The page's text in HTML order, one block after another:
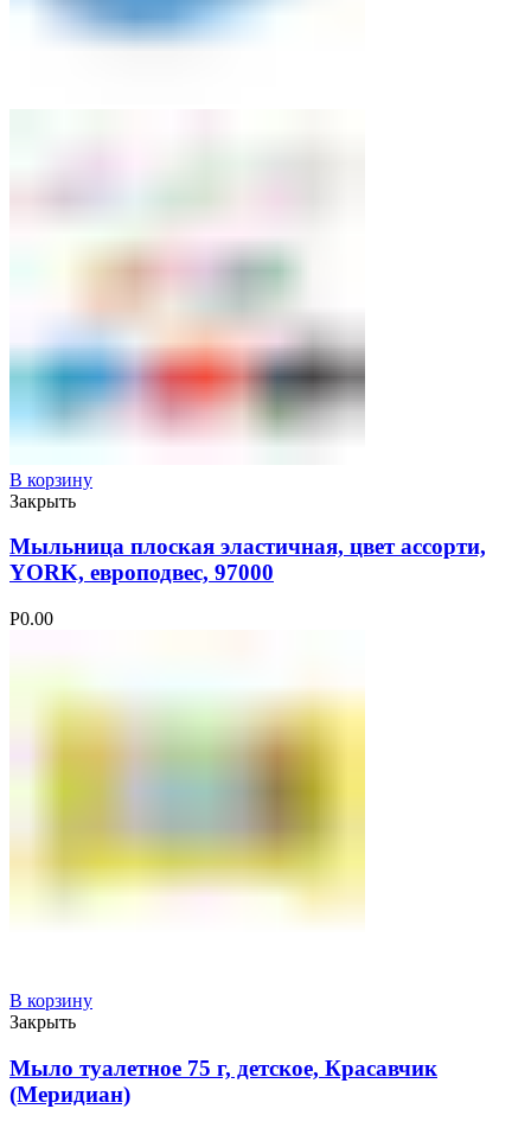
В корзину
Закрыть
Мыльница плоская эластичная, цвет ассорти,
YORK, европодвес, 97000
Р0.00
В корзину
Закрыть
Мыло туалетное 75 г, детское, Красавчик
(Меридиан)